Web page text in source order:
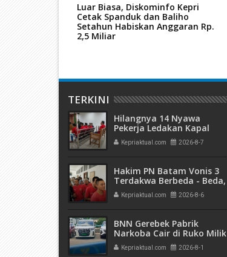
Luar Biasa, Diskominfo Kepri
Cetak Spanduk dan Baliho
Setahun Habiskan Anggaran Rp.
2,5 Miliar
TERKINI
Hilangnya 14 Nyawa
Pekerja Ledakan Kapal
Tanker di PT ASL Shipyard,
WNA Kim Dong Gyun
Bulan
Kepriaktual.com 2026-8-7
Hakim PN Batam Vonis 3
Terdakwa Berbeda - Beda,
Fahrurazi Muazamsyah 8
Bulan, Azzah Azzurah dan
Bulan
Kepriaktual.com 2026-8-6
BNN Gerebek Pabrik
Narkoba Cair di Ruko Milik
AHr, Alphard Disita
Terdaftar Atas Nama PT
Kepriaktual.com 2026-8-1